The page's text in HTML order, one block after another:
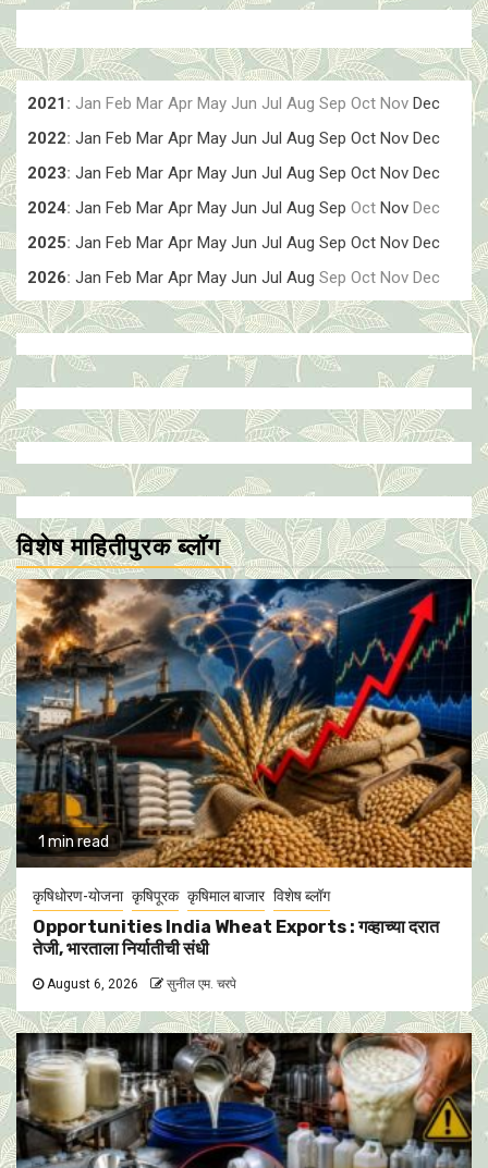
2021 : Jan Feb Mar Apr May Jun Jul Aug Sep Oct Nov Dec
2022: Jan Feb Mar Apr May Jun Jul Aug Sep Oct Nov Dec
2023: Jan Feb Mar Apr May Jun Jul Aug Sep Oct Nov Dec
2024: Jan Feb Mar Apr May Jun Jul Aug Sep Oct Nov Dec
2025: Jan Feb Mar Apr May Jun Jul Aug Sep Oct Nov Dec
2026: Jan Feb Mar Apr May Jun Jul Aug Sep Oct Nov Dec
विशेष माहितीपुरक ब्लॉग
1 min read
कृषिधोरण-योजना कृषिपूरक कृषिमाल बाजार विशेष ब्लॉग
Opportunities India Wheat Exports : गव्हाच्या दरात
तेजी, भारताला निर्यातीची संधी
August 6, 2026 सुनील एम. चरपे